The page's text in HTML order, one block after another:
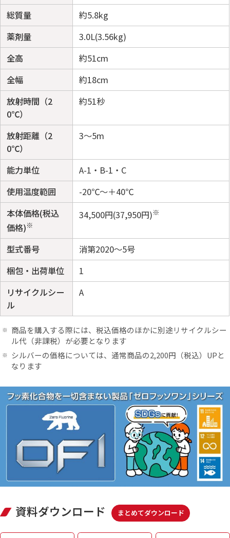
総質量
約5.8kg
薬剤量
3.0L(3.56kg)
全高
約51cm
全幅
約18cm
放射時間（2
0℃）
約51秒
放射距離（2
0℃）
3～5m
能力単位
A-1・B-1・C
使用温度範囲
-20℃～＋40℃
本体価格(税込
価格)※
34,500円(37,950円)※
型式番号
消第2020～5号
梱包・出荷単位
1
リサイクルシー
ル
A
商品を購入する際には、税込価格のほかに別途リサイクルシー
ル代（非課税）が必要となります
シルバーの価格については、通常商品の2,200円（税込）UPと
なります
資料ダウンロード まとめてダウンロード